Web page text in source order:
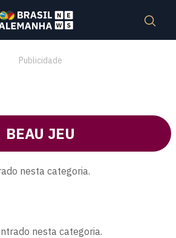
Publicidade
BEAU JEU
nesta categoria.
nesta categoria.